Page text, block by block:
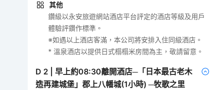
其他
鑽級以永安旅遊網站酒店平台評定的酒店等級及用戶
體驗評鑽作標準。
※如遇以上酒店客滿，本公司將安排入住同級酒店。
* 溫泉酒店以提供日式榻榻米房間為主，敬請留意。
D 2 |早上約08:30離開酒店─「日本最古老木
造再建城堡」郡上八幡城(1小時) ─牧歌之里